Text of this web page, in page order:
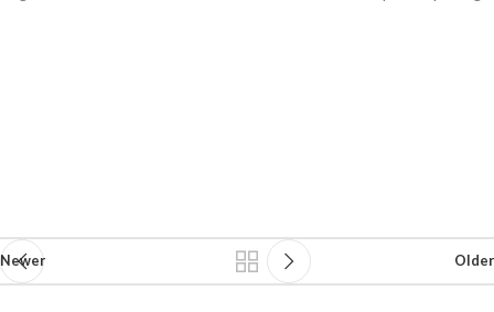
Newer Older